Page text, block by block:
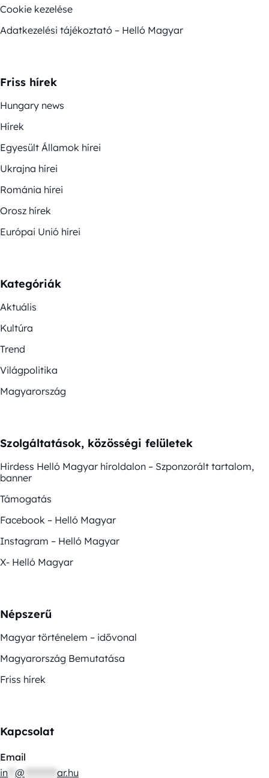
Cookie kezelése
Adatkezelési tájékoztató – Helló Magyar
Friss hírek
Hungary news
Hírek
Egyesült Államok hírei
Ukrajna hírei
Románia hírei
Orosz hírek
Európai Unió hírei
Kategóriák
Aktuális
Kultúra
Trend
Világpolitika
Magyarország
Szolgáltatások, közösségi felületek
Hirdess Helló Magyar híroldalon – Szponzorált tartalom,
banner
Támogatás
Facebook – Helló Magyar
Instagram – Helló Magyar
X- Helló Magyar
Népszerű
Magyar történelem – idővonal
Magyarország Bemutatása
Friss hírek
Kapcsolat
Email
in @ ar.hu